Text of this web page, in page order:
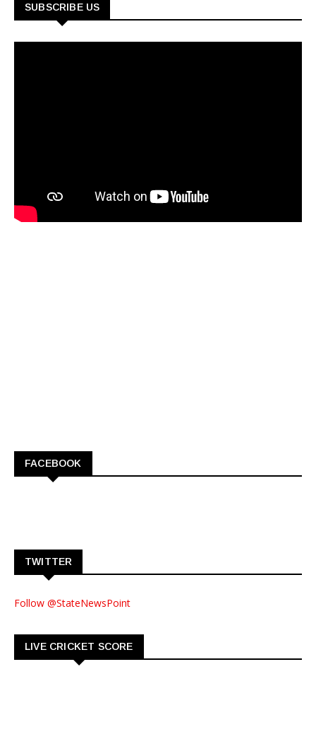
SUBSCRIBE US
FACEBOOK
TWITTER
Follow @StateNewsPoint
LIVE CRICKET SCORE